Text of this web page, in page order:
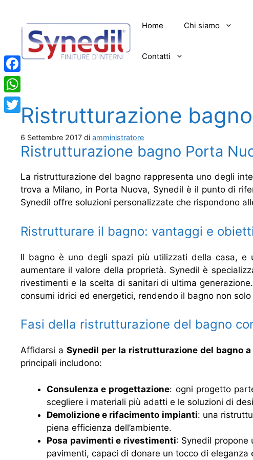
contenuto
Home Chi siamo
Contatti
Ristrutturazione
6 Settembre 2017 di amministratore
Ristrutturazione bagno Porta
La ristrutturazione del bagno rappresenta uno degli
trova a Milano, in Porta Nuova, Synedil è il punto di
Synedil offre soluzioni personalizzate che rispondono
Ristrutturare il bagno: vantaggi e
Il bagno è uno degli spazi più utilizzati della casa, e
aumentare il valore della proprietà. Synedil è
rivestimenti e la scelta di sanitari di ultima
consumi idrici ed energetici, rendendo il bagno non
Fasi della ristrutturazione del bagno
Affidarsi a Synedil per la ristrutturazione del bagno a
principali includono:
Consulenza e progettazione: ogni progetto
scegliere i materiali più adatti e le soluzioni di
Demolizione e rifacimento impianti: una
piena efficienza dell’ambiente.
Posa pavimenti e rivestimenti: Synedil propone
pavimenti, capaci di donare un tocco di eleganza
Facebook
WhatsApp
Twitter